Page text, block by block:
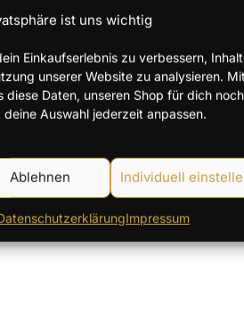
ist uns wichtig
Einkaufserlebnis zu verbessern,
unserer Website zu analysieren.
diese Daten, unseren Shop für dich noch
Auswahl jederzeit anpassen.
Ablehnen Individuell
Impressum
Einzelnes Ergebnis wird